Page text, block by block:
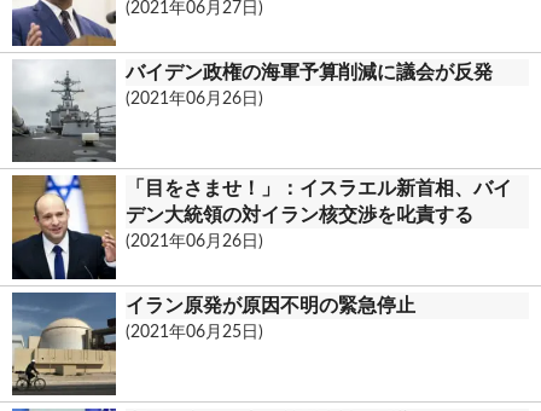
(2021年06月27日)
バイデン政権の海軍予算削減に議会が反発
(2021年06月26日)
「目をさませ！」：イスラエル新首相、バイ
デン大統領の対イラン核交渉を叱責する
(2021年06月26日)
イラン原発が原因不明の緊急停止
(2021年06月25日)